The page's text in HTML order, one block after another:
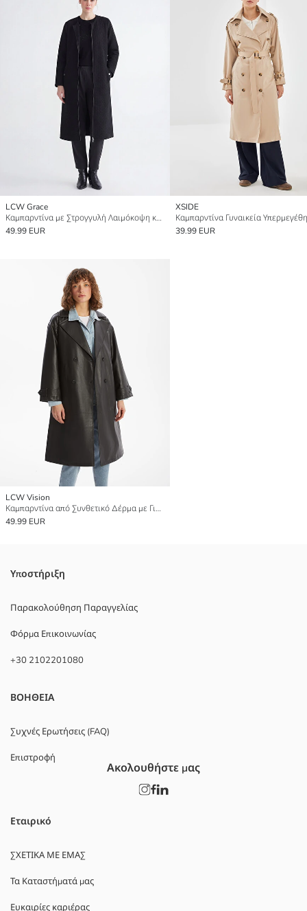
LCW Grace
Καμπαρντίνα με Στρογγυλή Λαιμόκοψη και Φερμουάρ
49.99 EUR
XSIDE
39.99 EUR
LCW Vision
Καμπαρντίνα από Συνθετικό Δέρμα με Γιακά Μπουφάν για Γυναίκες
49.99 EUR
Υποστήριξη
Παρακολούθηση Παραγγελίας
Φόρμα Επικοινωνίας
+30 2102201080
ΒΟΗΘΕΙΑ
Συχνές Ερωτήσεις (FAQ)
Επιστροφή
Εταιρικό
ΣΧΕΤΙΚΑ ΜΕ ΕΜΑΣ
Τα Καταστήματά μας
Ευκαιρίες καριέρας
Ακολουθήστε μας